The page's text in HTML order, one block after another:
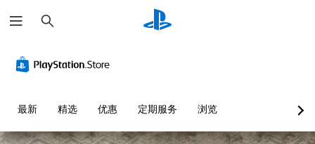
索
最新 精选 优惠 定期服务 浏览